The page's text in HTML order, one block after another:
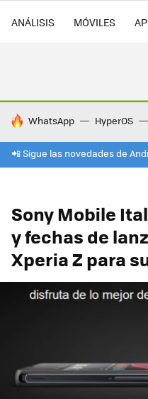
ANÁLISIS MÓVILES
HOY SE HABLA DE
WhatsApp HyperOS
📲 Sigue las novedades de
Sony Mobile
y fechas de
Xperia Z para